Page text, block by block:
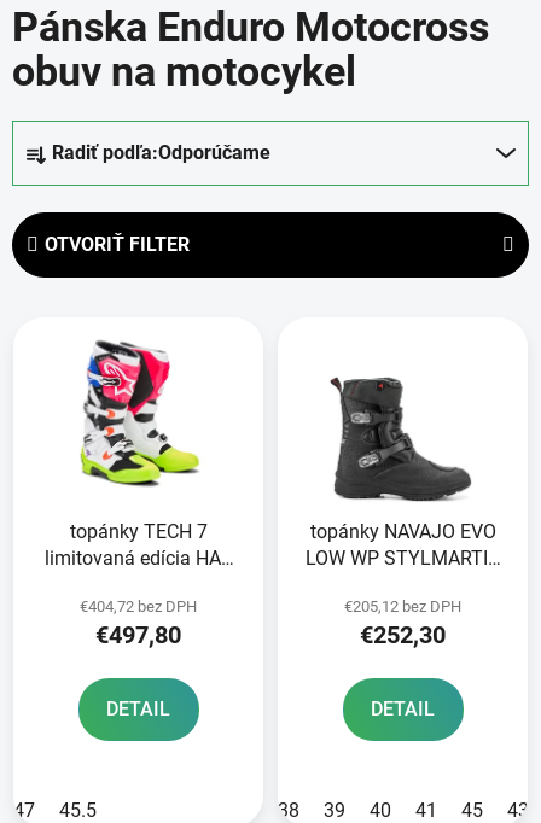
Pánska Enduro Motocross
obuv na motocykel
e
n
Radiť podľa:Odporúčame
OTVORIŤ FILTER
topánky TECH 7
limitovaná edícia HAY
multicolor 2025
€404,72 bez DPH
€497,80
DETAIL
47 45.5
topánky NAVAJO EVO
LOW WP STYLMARTIN
€205,12 bez DPH
€252,30
DETAIL
38 39 40 41 45 43